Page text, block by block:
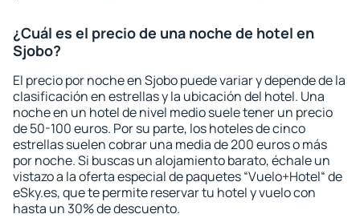
¿Cuál es el precio de una noche de hotel en
Sjobo?
El precio por noche en Sjobo puede variar y depende de la
clasificación en estrellas y la ubicación del hotel. Una
noche en un hotel de nivel medio suele tener un precio
de 50-100 euros. Por su parte, los hoteles de cinco
estrellas suelen cobrar una media de 200 euros o más
por noche. Si buscas un alojamiento barato, échale un
vistazo a la oferta especial de paquetes “Vuelo+Hotel“ de
eSky.es, que te permite reservar tu hotel y vuelo con
hasta un 30% de descuento.